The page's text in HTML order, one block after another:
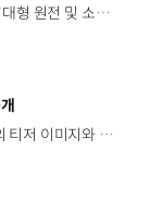
현대건설이 한국재료연구원과 '대형 원전 및 소형모듈원자로(SMR) 건설 해외 진출 경쟁력 제고를 위한 업무협약'을 맺었습니다. 양사는 글로벌 기준의 기술과 품질 표준 정립, SMR 건설 소재 및 용접 기술 개발과 안정화된 공급체계 구축 등을 위해 협력할 계획인데요, 특히 이번 협약을 계기로 국제 인증인 ASME 기반의 노형 건설 기준을 확립하고 공급 체인 안정화를 통해 유럽 시장 진출 경쟁력을 높여갈 예정입니다. 현대건설은 한국재료연구원과의 협력을 통해 해외 원전 건설 기준에 부합하는 안전성과 신뢰성을 확보하고 원전 소재 관련 원천기술 개발과 실용화를 통해 원자력 건설 분야 우위를 선점하며 글로벌 원전 시장에서 선도 입지를 강화해 나갈 계획입니다.
기아가 준대형 세단 '더 뉴 K8'의 티저 이미지와 영상을 공개했습니다. ‘더 뉴 K8’은 기아가 3년 만에 선보이는 K8 상품성 개선 모델인데요. 기아는 티저 이미지를 통해 ‘더 뉴 K8’의 전면부와 후면부 조명을 중심으로 차량의 모습을 부분적으로 공개했습니다. 전면부는 기아의 새로운 패밀리룩 '스타맵 시그니처 라이팅'을 반영한 주간 주행등(DRL)과 범퍼 상단부를 따라 차량을 가로지르는 센터 포지셔닝 램프가 시각적으로 연결되며 더 세련되고 고급스러운 느낌을 연출했습니다. 기아는 이번 달 중 ‘더 뉴 K8’의 디자인과 사양, 가격 등 세부 정보를 공개하고 출시할 예정입니다.